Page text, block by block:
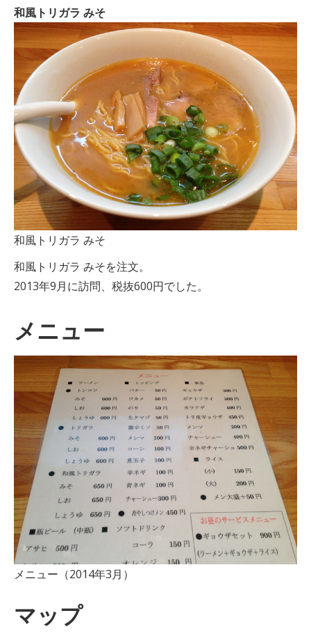
和風トリガラ みそ
和風トリガラ みそ
和風トリガラ みそを注文。
2013年9月に訪問、税抜600円でした。
メニュー
メニュー（2014年3月）
マップ